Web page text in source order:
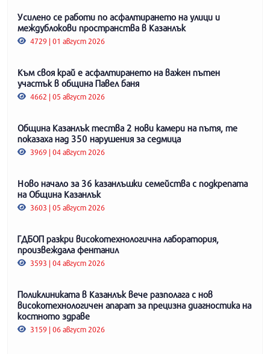
Усилено се работи по асфалтирането на улици и
междублокови пространства в Казанлък
4729 | 01 август 2026
Към своя край е асфалтирането на важен пътен
участък в община Павел баня
4662 | 05 август 2026
Община Казанлък тества 2 нови камери на пътя, те
показаха над 350 нарушения за седмица
3969 | 04 август 2026
Ново начало за 36 казанлъшки семейства с подкрепата
на Община Казанлък
3603 | 05 август 2026
ГДБОП разкри високотехнологична лаборатория,
произвеждала фентанил
3593 | 04 август 2026
Поликлиниката в Казанлък вече разполага с нов
високотехнологичен апарат за прецизна диагностика на
костното здраве
3159 | 06 август 2026